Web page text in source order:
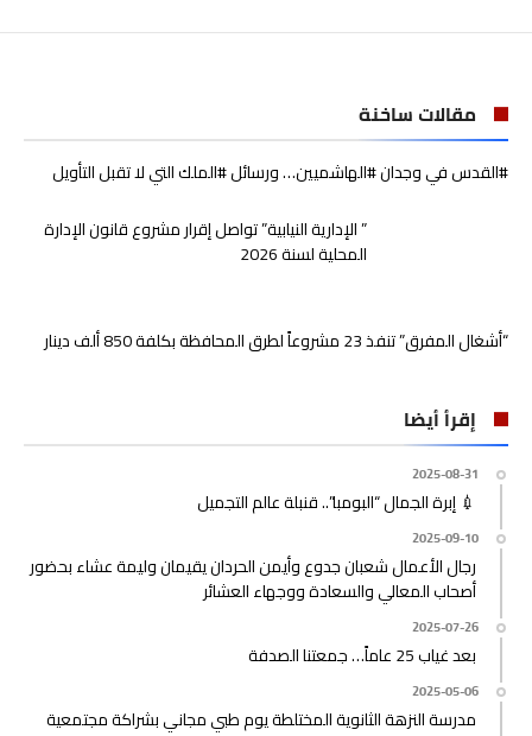
مقالات ساخنة
#القدس في وجدان #الهاشميين… ورسائل #الملك التي لا تقبل التأويل
” الإدارية النيابية” تواصل إقرار مشروع قانون الإدارة
المحلية لسنة 2026
“أشغال المفرق” تنفذ 23 مشروعاً لطرق المحافظة بكلفة 850 ألف دينار
إقرأ أيضا
2025-08-31
💉 إبرة الجمال “البومبا”.. قنبلة عالم التجميل
2025-09-10
رجال الأعمال شعبان جدوع وأيمن الحردان يقيمان وليمة عشاء بحضور
أصحاب المعالي والسعادة ووجهاء العشائر
2025-07-26
بعد غياب 25 عاماً… جمعتنا الصدفة
2025-05-06
مدرسة النزهة الثانوية المختلطة يوم طبي مجاني بشراكة مجتمعية